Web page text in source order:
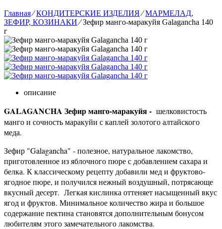
Главная⁄КОНДИТЕРСКИЕ ИЗДЕЛИЯ⁄МАРМЕЛАД,
ЗЕФИР, КОЗИНАКИ ⁄ Зефир манго-маракуйя Galagancha 140
г
описание
GALAGANCHA Зефир манго-маракуйя - шелковистость
манго и сочность маракуйи с каплей золотого алтайского
меда.
Зефир "Galagancha" - полезное, натуральное лакомство,
приготовленное из яблочного пюре с добавлением сахара и
белка. К классическому рецепту добавили мед и фруктово-
ягодное пюре, и получился нежный воздушный, потрясающе
вкусный десерт. Легкая кислинка оттеняет насыщенный вкус
ягод и фруктов. Минимальное количество жира и большое
содержание пектина становятся дополнительным бонусом
любителям этого замечательного лакомства.